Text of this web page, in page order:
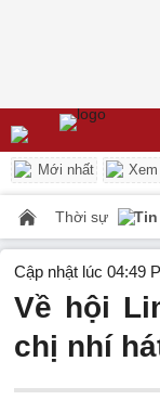
Mới nhất
Thời sự
Cập nhật lúc 04:49
Về hội
chị nhí